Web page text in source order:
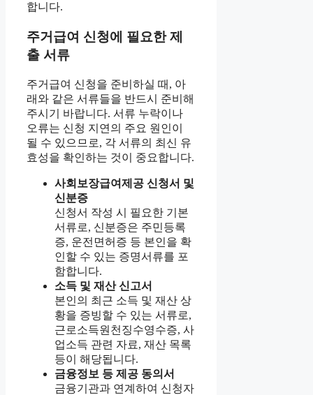
합니다.
주거급여 신청에 필요한 제
출 서류
주거급여 신청을 준비하실 때, 아
래와 같은 서류들을 반드시 준비해
주시기 바랍니다. 서류 누락이나
오류는 신청 지연의 주요 원인이
될 수 있으므로, 각 서류의 최신 유
효성을 확인하는 것이 중요합니다.
사회보장급여제공 신청서 및
신분증
신청서 작성 시 필요한 기본
서류로, 신분증은 주민등록
증, 운전면허증 등 본인을 확
인할 수 있는 증명서류를 포
함합니다.
소득 및 재산 신고서
본인의 최근 소득 및 재산 상
황을 증빙할 수 있는 서류로,
근로소득원천징수영수증, 사
업소득 관련 자료, 재산 목록
등이 해당됩니다.
금융정보 등 제공 동의서
금융기관과 연계하여 신청자